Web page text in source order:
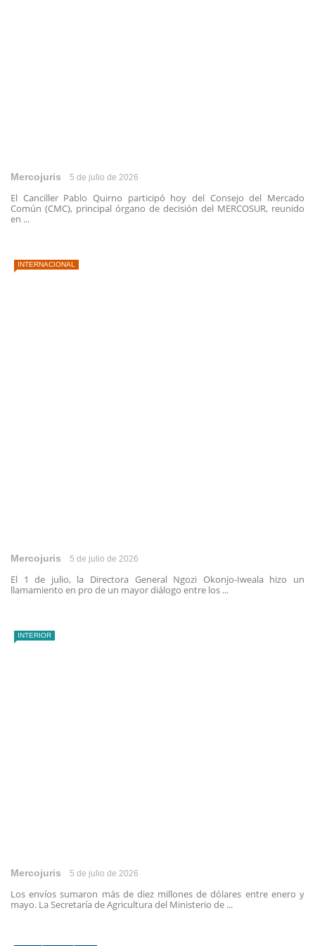
Mercojuris 5 de julio de 2026
El Canciller Pablo Quirno participó hoy del Consejo del Mercado
Común (CMC), principal órgano de decisión del MERCOSUR, reunido
en ...
INTERNACIONAL
Mercojuris 5 de julio de 2026
El 1 de julio, la Directora General Ngozi Okonjo-Iweala hizo un
llamamiento en pro de un mayor diálogo entre los ...
INTERIOR
Mercojuris 5 de julio de 2026
Los envíos sumaron más de diez millones de dólares entre enero y
mayo. La Secretaría de Agricultura del Ministerio de ...